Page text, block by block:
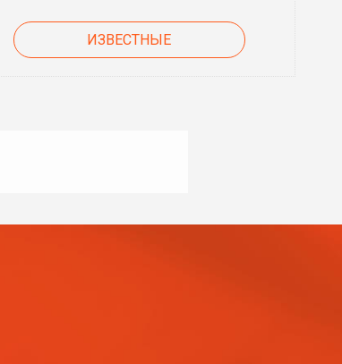
ИЗВЕСТНЫЕ